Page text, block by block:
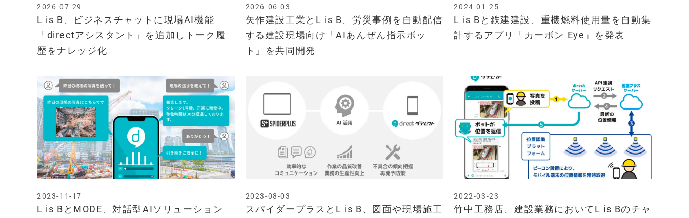
L is B、ビジネスチャットに現場AI機能
「directアシスタント」を追加しトーク履
歴をナレッジ化
2026-07-29
矢作建設工業とL is B、労災事例を自動配信
する建設現場向け「AIあんぜん指示ボッ
ト」を共同開発
2026-06-03
L is Bと鉄建建設、重機燃料使用量を自動集
計するアプリ「カーボン Eye」を発表
2024-01-25
L is BとMODE、対話型AIソリューション
2023-11-17
スパイダープラスとL is B、図面や現場施工
2023-08-03
竹中工務店、建設業務においてL is Bのチャ
2022-03-23